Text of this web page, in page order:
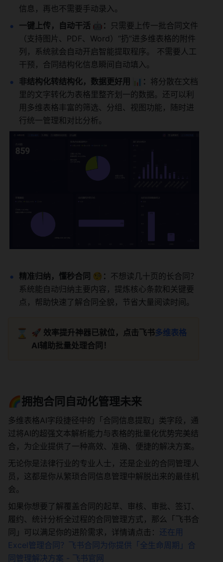
信息，再也不需要手动录入。
一键上传，自动干活 🤖：
只需要上传一批合同文件
（支持图片、PDF、Word）“扔”进多维表格的附件
列，系统就会自动开启智能提取程序。 不需要人工
干预，合同结构化信息瞬间自动填入。
非结构化转结构化，数据更好用 📊： 将分散在文档
里的文字转化为表格里整齐划一的数据。还可以利
用多维表格丰富的筛选、分组、视图功能，随时进
行统一管理和对比分析。
精准归纳，懂秒合同 🧐： 不想读几十页的长合同？
系统能自动归纳主要内容，提炼核心条款和关键要
点，帮助快速了解合同全貌，节省大量阅读时间。
⌛ 🚀 效率提升神器已就位，点击飞书多维表格
AI辅助批量处理合同！
🌈拥抱合同自动化管理未来
多维表格AI字段捷径中的「合同信息提取」类字段，通
过将AI的超强文本解析能力与表格的批量化优势完美结
合，为企业提供了一种高效、准确、便捷的解决方案。
无论你是法律行业的专业人士，还是企业的合同管理人
员，这都是你从繁琐合同信息管理中解脱出来的最佳机
会。
如果你想要了解覆盖合同的起草、审核、审批、签订、
履约、统计分析全过程的合同管理方式，那么「飞书合
同」可以满足你的进阶需求，详情请点击： 还在用
Excel管理合同？飞书合同为你提供「全生命周期」合
同管理解决方案 - 飞书官网